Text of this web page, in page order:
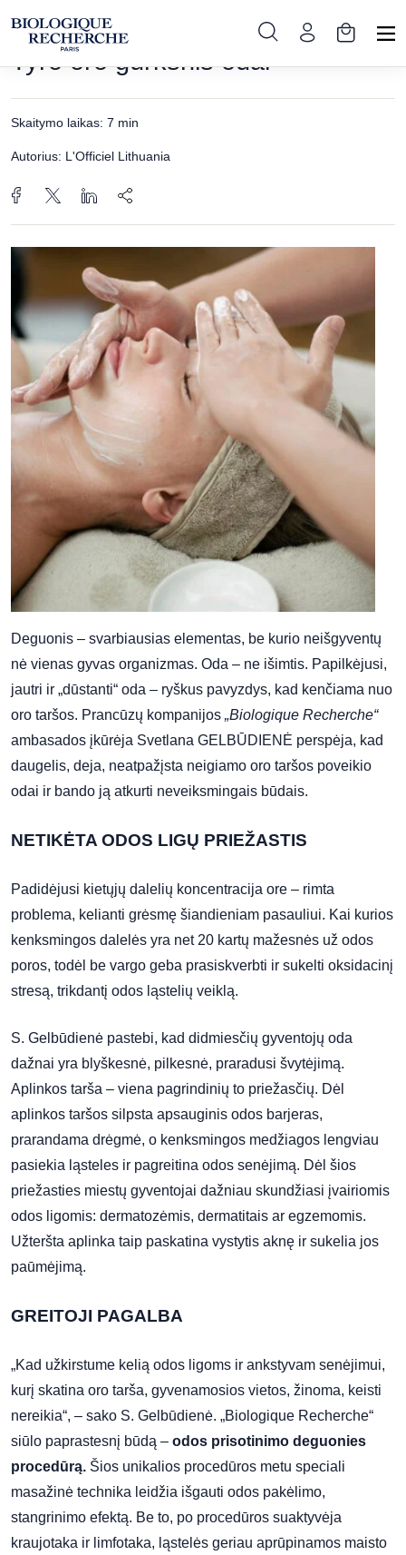
Pradinis»Edukacija Tyro oro gurkšnis odai
Tyro oro gurkšnis odai
Skaitymo laikas: 7 min
Autorius: L'Officiel Lithuania
Deguonis – svarbiausias elementas, be kurio neišgyventų
nė vienas gyvas organizmas. Oda – ne išimtis. Papilkėjusi,
jautri ir „dūstanti“ oda – ryškus pavyzdys, kad kenčiama nuo
oro taršos. Prancūzų kompanijos „Biologique Recherche“
ambasados įkūrėja Svetlana GELBŪDIENĖ perspėja, kad
daugelis, deja, neatpažįsta neigiamo oro taršos poveikio
odai ir bando ją atkurti neveiksmingais būdais.
NETIKĖTA ODOS LIGŲ PRIEŽASTIS
Padidėjusi kietųjų dalelių koncentracija ore – rimta
problema, kelianti grėsmę šiandieniam pasauliui. Kai kurios
kenksmingos dalelės yra net 20 kartų mažesnės už odos
poros, todėl be vargo geba prasiskverbti ir sukelti oksidacinį
stresą, trikdantį odos ląstelių veiklą.
S. Gelbūdienė pastebi, kad didmiesčių gyventojų oda
dažnai yra blyškesnė, pilkesnė, praradusi švytėjimą.
Aplinkos tarša – viena pagrindinių to priežasčių. Dėl
aplinkos taršos silpsta apsauginis odos barjeras,
prarandama drėgmė, o kenksmingos medžiagos lengviau
pasiekia ląsteles ir pagreitina odos senėjimą. Dėl šios
priežasties miestų gyventojai dažniau skundžiasi įvairiomis
odos ligomis: dermatozėmis, dermatitais ar egzemomis.
Užteršta aplinka taip paskatina vystytis aknę ir sukelia jos
paūmėjimą.
GREITOJI PAGALBA
„Kad užkirstume kelią odos ligoms ir ankstyvam senėjimui,
kurį skatina oro tarša, gyvenamosios vietos, žinoma, keisti
nereikia“, – sako S. Gelbūdienė. „Biologique Recherche“
siūlo paprastesnį būdą – odos prisotinimo deguonies
procedūrą. Šios unikalios procedūros metu speciali
masažinė technika leidžia išgauti odos pakėlimo,
stangrinimo efektą. Be to, po procedūros suaktyvėja
kraujotaka ir limfotaka, ląstelės geriau aprūpinamos maisto